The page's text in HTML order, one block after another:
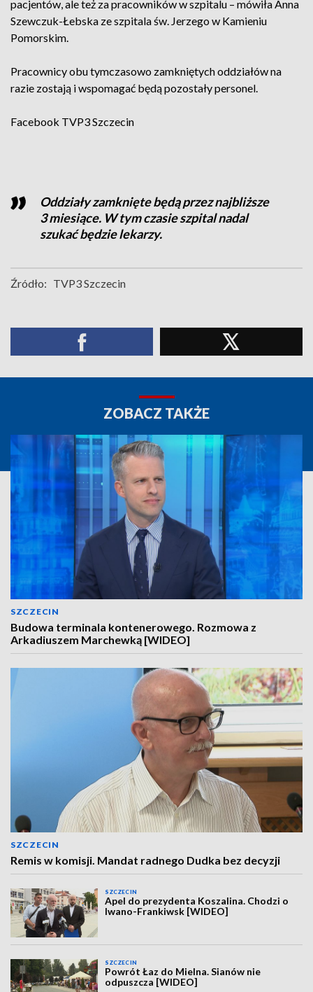
pacjentów, ale też za pracowników w szpitalu – mówiła Anna
Szewczuk-Łebska ze szpitala św. Jerzego w Kamieniu
Pomorskim.
Pracownicy obu tymczasowo zamkniętych oddziałów na
razie zostają i wspomagać będą pozostały personel.
Facebook TVP3 Szczecin
Oddziały zamknięte będą przez najbliższe
3 miesiące. W tym czasie szpital nadal
szukać będzie lekarzy.
Źródło: TVP3 Szczecin
ZOBACZ TAKŻE
SZCZECIN
Budowa terminala kontenerowego. Rozmowa z
Arkadiuszem Marchewką [WIDEO]
SZCZECIN
Remis w komisji. Mandat radnego Dudka bez decyzji
SZCZECIN
Apel do prezydenta Koszalina. Chodzi o
Iwano-Frankiwsk [WIDEO]
SZCZECIN
Powrót Łaz do Mielna. Sianów nie
odpuszcza [WIDEO]